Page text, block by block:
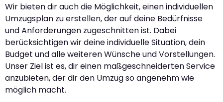
Wir bieten dir auch die Möglichkeit, einen individuellen
Umzugsplan zu erstellen, der auf deine Bedürfnisse
und Anforderungen zugeschnitten ist. Dabei
berücksichtigen wir deine individuelle Situation, dein
Budget und alle weiteren Wünsche und Vorstellungen.
Unser Ziel ist es, dir einen maßgeschneiderten Service
anzubieten, der dir den Umzug so angenehm wie
möglich macht.